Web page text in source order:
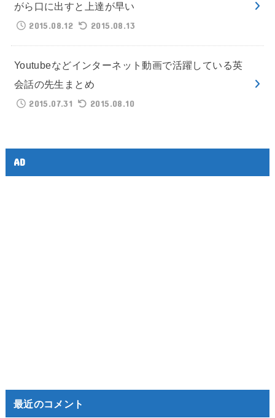
がら口に出すと上達が早い
2015.08.12
2015.08.13
Youtubeなどインターネット動画で活躍している英
会話の先生まとめ
2015.07.31
2015.08.10
AD
最近のコメント